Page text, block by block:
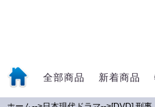
全部商品 新着商品